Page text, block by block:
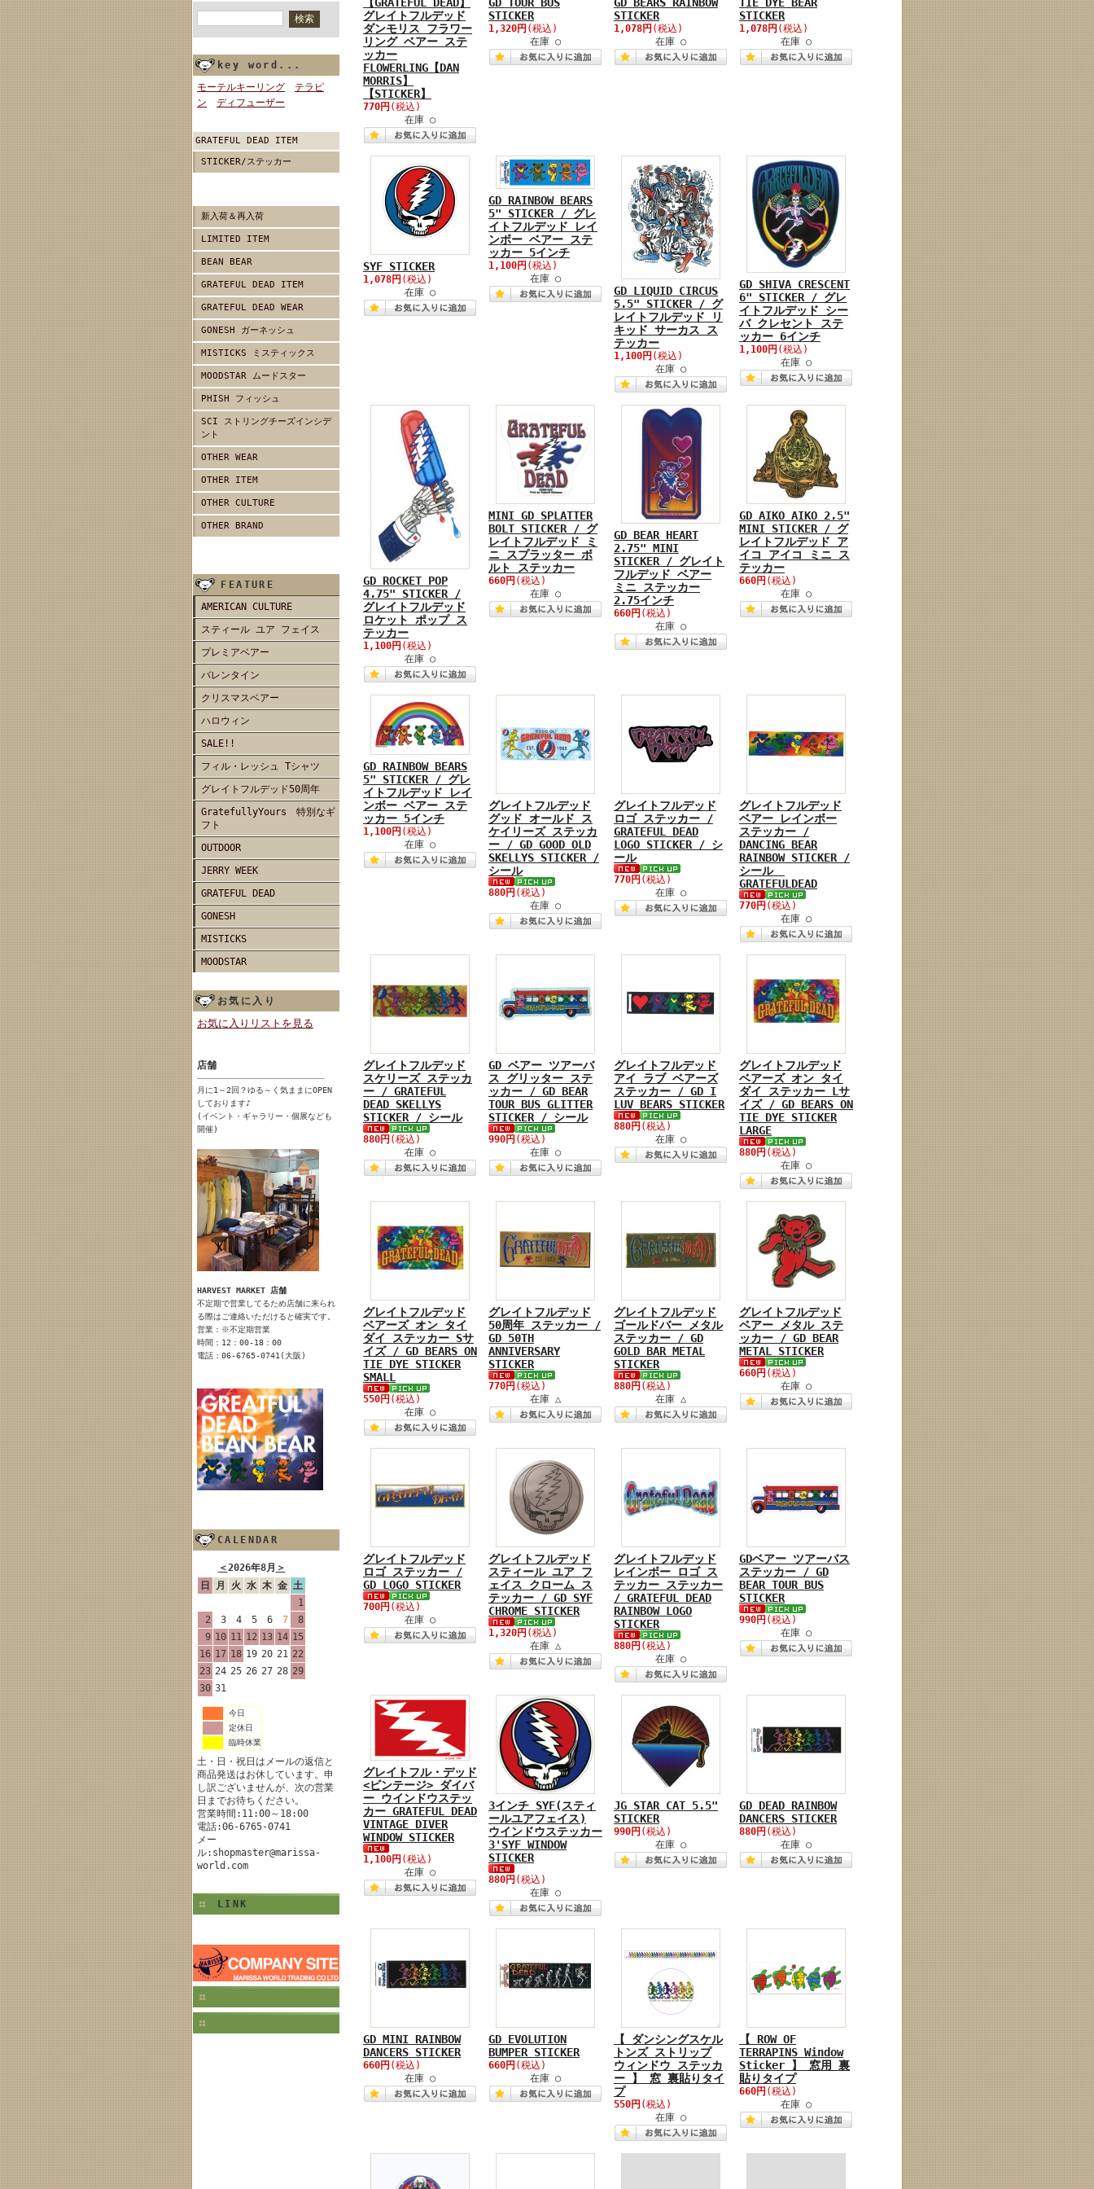
key word...
モーテルキーリング
テラピ
ン
ディフューザー
GRATEFUL DEAD ITEM
STICKER/ステッカー
新入荷＆再入荷
LIMITED ITEM
BEAN BEAR
GRATEFUL DEAD ITEM
GRATEFUL DEAD WEAR
GONESH ガーネッシュ
MISTICKS ミスティックス
MOODSTAR ムードスター
PHISH フィッシュ
SCI ストリングチーズインシデ
ント
OTHER WEAR
OTHER ITEM
OTHER CULTURE
OTHER BRAND
FEATURE
AMERICAN CULTURE
スティール ユア フェイス
プレミアベアー
バレンタイン
クリスマスベアー
ハロウィン
SALE!!
フィル・レッシュ Tシャツ
グレイトフルデッド50周年
GratefullyYours 特別なギ
フト
OUTDOOR
JERRY WEEK
GRATEFUL DEAD
GONESH
MISTICKS
MOODSTAR
お気に入り
お気に入りリストを見る
店舗
月に1～2回？ゆる～く気ままにOPEN
しております♪
(イベント・ギャラリー・個展なども
開催)
HARVEST MARKET 店舗
不定期で営業してるため店舗に来られ
る際はご連絡いただけると確実です。
営業：※不定期営業
時間：12：00-18：00
電話：06-6765-0741(大阪)
CALENDAR
＜2026年8月 ＞
日
月 火 水 木 金 土
1
2
3 4 5 6 7
8
9 10 11 12 13 14 15
16 17 18 19 20 21 22
23 24 25 26 27 28 29
30 31
今日
定休日
臨時休業
土・日・祝日はメールの返信と
商品発送はお休しています。申
し訳ございませんが、次の営業
日までお待ちください。
営業時間:11:00～18:00
電話:06-6765-0741
メー
ル:shopmaster@marissa-
world.com
LINK
グレイトフルデッド
ダンモリス フラワー
リング ベアー ステ
ッカー
FLOWERLING【DAN
MORRIS】
【STICKER】
770円 (税込)
在庫 ○
STICKER
1,320円 (税込)
在庫 ○
STICKER
1,078円 (税込)
在庫 ○
STICKER
1,078円 (税込)
在庫 ○
SYF STICKER
1,078円 (税込)
在庫 ○
GD RAINBOW BEARS
5" STICKER / グレ
イトフルデッド レイ
ンボー ベアー ステ
ッカー 5インチ
1,100円 (税込)
在庫 ○
GD LIQUID CIRCUS
5.5" STICKER / グ
レイトフルデッド リ
キッド サーカス ス
テッカー
1,100円 (税込)
在庫 ○
GD SHIVA CRESCENT
6" STICKER / グレ
イトフルデッド シー
バ クレセント ステ
ッカー 6インチ
1,100円 (税込)
在庫 ○
GD ROCKET POP
4.75" STICKER /
グレイトフルデッド
ロケット ポップ ス
テッカー
1,100円 (税込)
在庫 ○
MINI GD SPLATTER
BOLT STICKER / グ
レイトフルデッド ミ
ニ スプラッター ボ
ルト ステッカー
660円 (税込)
在庫 ○
GD BEAR HEART
2.75" MINI
STICKER / グレイト
フルデッド ベアー
ミニ ステッカー
2.75インチ
660円 (税込)
在庫 ○
GD AIKO AIKO 2.5"
MINI STICKER / グ
レイトフルデッド ア
イコ アイコ ミニ ス
テッカー
660円 (税込)
在庫 ○
GD RAINBOW BEARS
5" STICKER / グレ
イトフルデッド レイ
ンボー ベアー ステ
ッカー 5インチ
1,100円 (税込)
在庫 ○
グレイトフルデッド
グッド オールド ス
ケイリーズ ステッカ
ー / GD GOOD OLD
SKELLYS STICKER /
シール
880円 (税込)
在庫 ○
グレイトフルデッド
ロゴ ステッカー /
GRATEFUL DEAD
LOGO STICKER / シ
ール
770円 (税込)
在庫 ○
グレイトフルデッド
ベアー レインボー
ステッカー /
DANCING BEAR
RAINBOW STICKER /
シール
GRATEFULDEAD
770円 (税込)
在庫 ○
グレイトフルデッド
スケリーズ ステッカ
ー / GRATEFUL
DEAD SKELLYS
STICKER / シール
880円 (税込)
在庫 ○
GD ベアー ツアーバ
ス グリッター ステ
ッカー / GD BEAR
TOUR BUS GLITTER
STICKER / シール
990円 (税込)
在庫 ○
グレイトフルデッド
アイ ラブ ベアーズ
ステッカー / GD I
LUV BEARS STICKER
880円 (税込)
在庫 ○
グレイトフルデッド
ベアーズ オン タイ
ダイ ステッカー Lサ
イズ / GD BEARS ON
TIE DYE STICKER
LARGE
880円 (税込)
在庫 ○
グレイトフルデッド
ベアーズ オン タイ
ダイ ステッカー Sサ
イズ / GD BEARS ON
TIE DYE STICKER
SMALL
550円 (税込)
在庫 ○
グレイトフルデッド
50周年 ステッカー /
GD 50TH
ANNIVERSARY
STICKER
770円 (税込)
在庫 △
グレイトフルデッド
ゴールドバー メタル
ステッカー / GD
GOLD BAR METAL
STICKER
880円 (税込)
在庫 △
グレイトフルデッド
ベアー メタル ステ
ッカー / GD BEAR
METAL STICKER
660円 (税込)
在庫 ○
グレイトフルデッド
ロゴ ステッカー /
GD LOGO STICKER
700円 (税込)
在庫 ○
グレイトフルデッド
スティール ユア フ
ェイス クローム ス
テッカー / GD SYF
CHROME STICKER
1,320円 (税込)
在庫 △
グレイトフルデッド
レインボー ロゴ ス
テッカー ステッカー
/ GRATEFUL DEAD
RAINBOW LOGO
STICKER
880円 (税込)
在庫 ○
GDベアー ツアーバス
ステッカー / GD
BEAR TOUR BUS
STICKER
990円 (税込)
在庫 ○
グレイトフル・デッド
<ビンテージ> ダイバ
ー ウインドウステッ
カー GRATEFUL DEAD
VINTAGE DIVER
WINDOW STICKER
1,100円 (税込)
在庫 ○
3インチ SYF(スティ
ールユアフェイス)
ウインドウステッカー
3'SYF WINDOW
STICKER
880円 (税込)
在庫 ○
JG STAR CAT 5.5"
STICKER
990円 (税込)
在庫 ○
GD DEAD RAINBOW
DANCERS STICKER
880円 (税込)
在庫 ○
GD MINI RAINBOW
DANCERS STICKER
660円 (税込)
在庫 ○
GD EVOLUTION
BUMPER STICKER
660円 (税込)
在庫 ○
【 ダンシングスケル
トンズ ストリップ
ウィンドウ ステッカ
ー 】 窓 裏貼りタイ
プ
550円 (税込)
在庫 ○
【 ROW OF
TERRAPINS Window
Sticker 】 窓用 裏
貼りタイプ
660円 (税込)
在庫 ○